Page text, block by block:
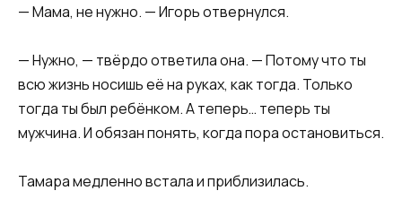
— Мама, не нужно. — Игорь отвернулся.
— Нужно, — твёрдо ответила она. — Потому что ты
всю жизнь носишь её на руках, как тогда. Только
тогда ты был ребёнком. А теперь… теперь ты
мужчина. И обязан понять, когда пора остановиться.
Тамара медленно встала и приблизилась.